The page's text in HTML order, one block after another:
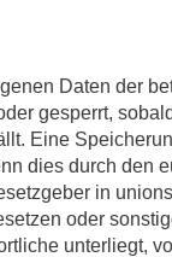
Daten der
gesperrt,
Eine
dies durch den
in
oder
unterliegt,